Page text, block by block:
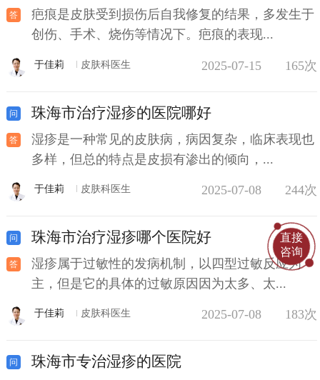
疤痕是皮肤受到损伤后自我修复的结果，多发生于
创伤、手术、烧伤等情况下。疤痕的表现...
于佳莉 皮肤科医生 2025-07-15 165次
珠海市治疗湿疹的医院哪好
湿疹是一种常见的皮肤病，病因复杂，临床表现也
多样，但总的特点是皮损有渗出的倾向，...
于佳莉 皮肤科医生 2025-07-08 244次
珠海市治疗湿疹哪个医院好
湿疹属于过敏性的发病机制，以四型过敏反应为
主，但是它的具体的过敏原因因为太多、太...
于佳莉 皮肤科医生 2025-07-08 183次
珠海市专治湿疹的医院
直接
咨询